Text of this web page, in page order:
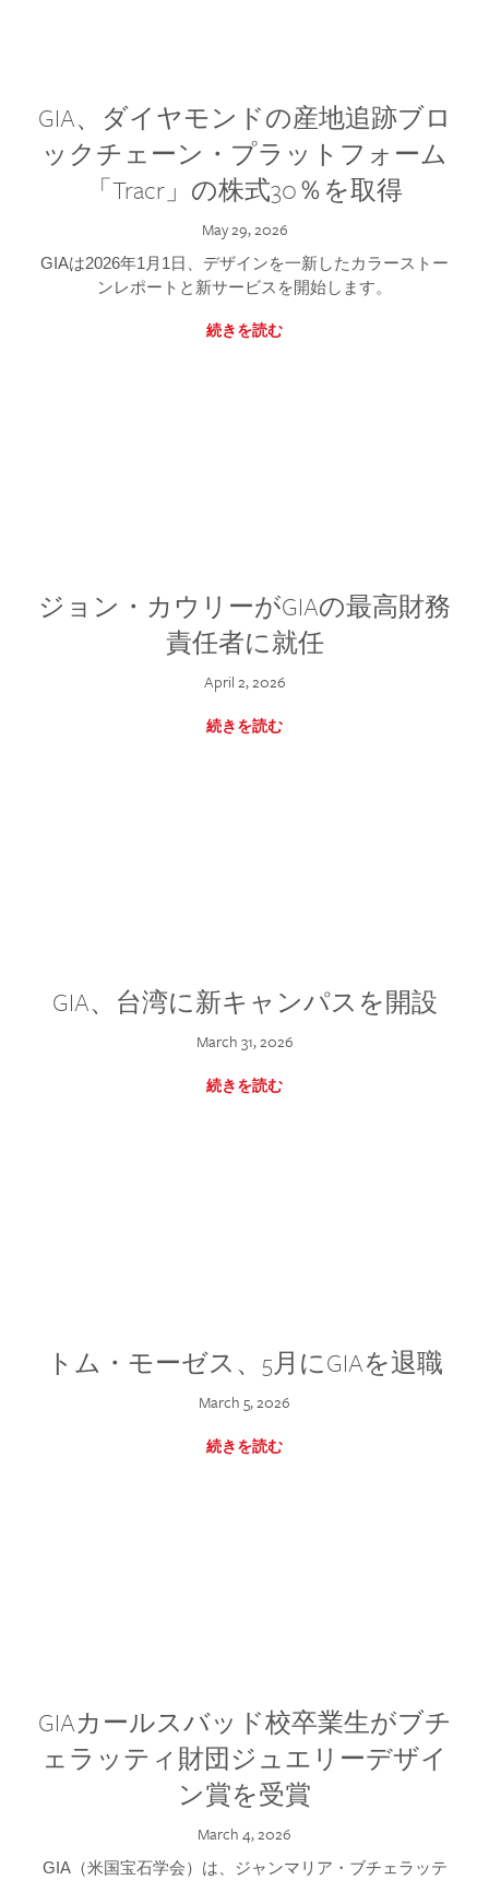
GIA、ダイヤモンドの産地追跡ブロ
ックチェーン・プラットフォーム
「Tracr」の株式30％を取得
May 29, 2026
GIAは2026年1月1日、デザインを一新したカラーストー
ンレポートと新サービスを開始します。
続きを読む
ジョン・カウリーがGIAの最高財務
責任者に就任
April 2, 2026
続きを読む
GIA、台湾に新キャンパスを開設
March 31, 2026
続きを読む
トム・モーゼス、5月にGIAを退職
March 5, 2026
続きを読む
GIAカールスバッド校卒業生がブチ
ェラッティ財団ジュエリーデザイ
ン賞を受賞
March 4, 2026
GIA（米国宝石学会）は、ジャンマリア・ブチェラッテ